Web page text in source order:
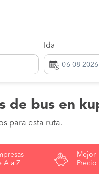
Ida
de bus en
para esta ruta.
A a Z
Mejor
Precio